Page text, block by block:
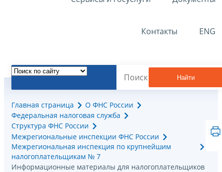
Контакты ENG
Найти
Главная страница
О ФНС России
Федеральная налоговая служба
Структура ФНС России
Межрегиональные инспекции ФНС России
Межрегиональная инспекция по крупнейшим
налогоплательщикам № 7
Информационные материалы для налогоплательщиков